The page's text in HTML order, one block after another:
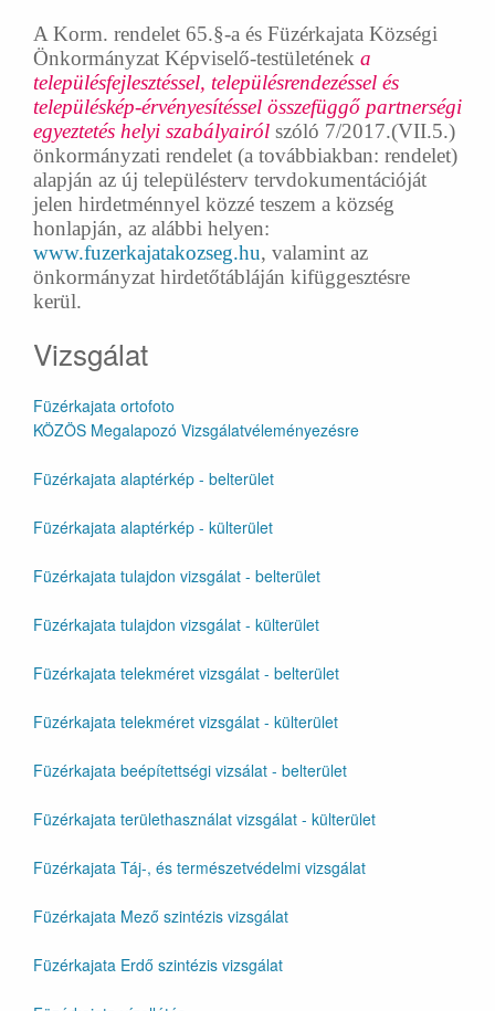
A Korm. rendelet 65.§-a és Füzérkajata Községi
Önkormányzat Képviselő-testületének a
településfejlesztéssel, településrendezéssel és
településkép-érvényesítéssel összefüggő partnerségi
egyeztetés helyi szabályairól szóló 7/2017.(VII.5.)
önkormányzati rendelet (a továbbiakban: rendelet)
alapján az új településterv tervdokumentációját
jelen hirdetménnyel közzé teszem a község
honlapján, az alábbi helyen:
www.fuzerkajatakozseg.hu, valamint az
önkormányzat hirdetőtábláján kifüggesztésre
kerül.
Vizsgálat
Füzérkajata ortofoto
KÖZÖS Megalapozó Vizsgálatvéleményezésre
Füzérkajata alaptérkép - belterület
Füzérkajata alaptérkép - külterület
Füzérkajata tulajdon vizsgálat - belterület
Füzérkajata tulajdon vizsgálat - külterület
Füzérkajata telekméret vizsgálat - belterület
Füzérkajata telekméret vizsgálat - külterület
Füzérkajata beépítettségi vizsálat - belterület
Füzérkajata területhasználat vizsgálat - külterület
Füzérkajata Táj-, és természetvédelmi vizsgálat
Füzérkajata Mező szintézis vizsgálat
Füzérkajata Erdő szintézis vizsgálat